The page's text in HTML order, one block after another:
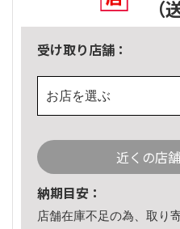
（
受け取り店舗：
お店を選ぶ
近くの店
納期目安：
店舗在庫不足の為、取り